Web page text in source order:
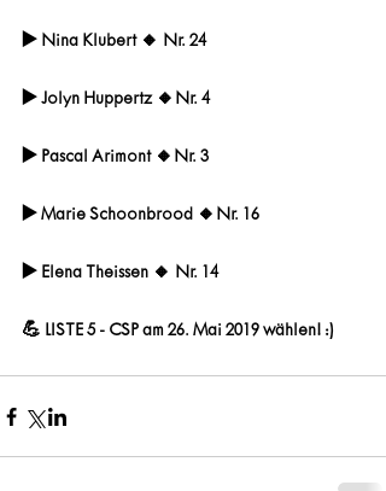
▶️ Nina Klubert 🔸 Nr. 24
▶️ Jolyn Huppertz 🔸Nr. 4
▶️ Pascal Arimont 🔸Nr. 3
▶️ Marie Schoonbrood 🔸Nr. 16
▶️ Elena Theissen 🔸 Nr. 14
💪 LISTE 5 - CSP am 26. Mai 2019 wählen! :)